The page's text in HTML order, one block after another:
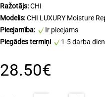
Ražotājs:CHI
Modelis:CHI LUXURY Moisture
Pieejamība:
Ir pieejams
Piegādes termiņi
1-5 darba
28.50€